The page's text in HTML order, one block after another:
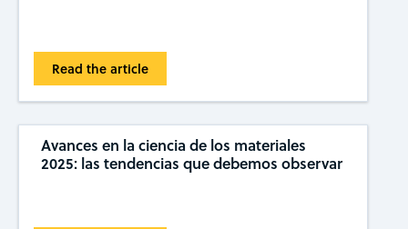
Read the article
Avances en la ciencia de los materiales
2025: las tendencias que debemos observar